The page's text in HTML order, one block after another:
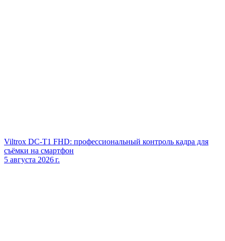
Viltrox DC‑T1 FHD: профессиональный контроль кадра для
съёмки на смартфон
5 августа 2026 г.